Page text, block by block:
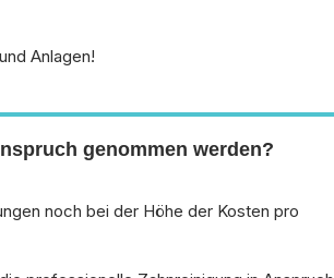
Anlagen!
genommen werden?
noch bei der Höhe der Kosten pro